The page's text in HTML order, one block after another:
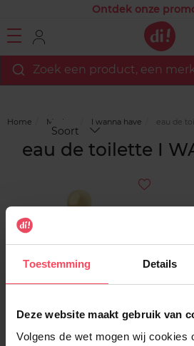
Toestemming Details
Deze website maakt gebruik van
Volgens de wet mogen wij cookies
Ontdek onze
Zoek een product, een
Home Merken I wanna have eau de
eau de toilette I
Soort
I WANNA HAVE
A Yummy Date